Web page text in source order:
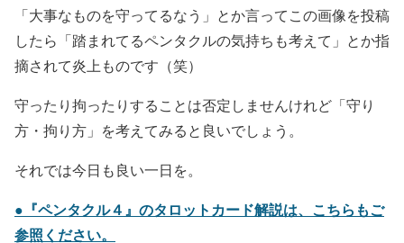
「大事なものを守ってるなう」とか言ってこの画像を投稿
したら「踏まれてるペンタクルの気持ちも考えて」とか指
摘されて炎上ものです（笑）
守ったり拘ったりすることは否定しませんけれど「守り
方・拘り方」を考えてみると良いでしょう。
それでは今日も良い一日を。
●『ペンタクル４』のタロットカード解説は、こちらもご
参照ください。